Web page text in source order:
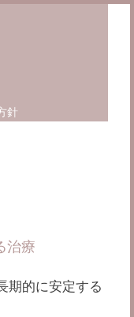
針
治療
期的に安定する